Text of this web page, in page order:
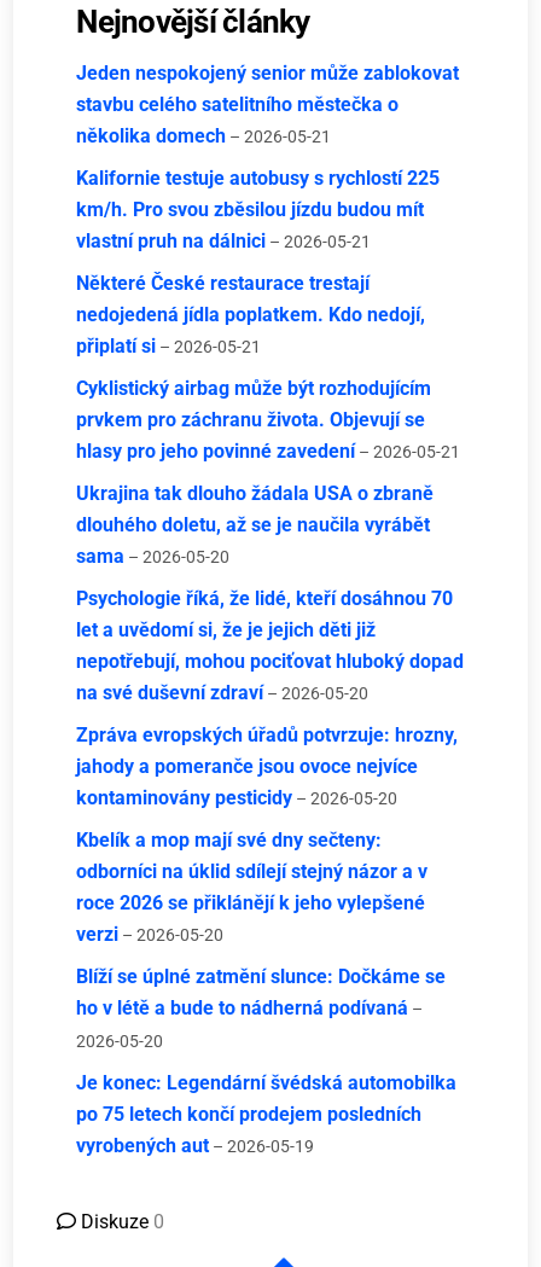
Nejnovější články
Jeden nespokojený senior může zablokovat
stavbu celého satelitního městečka o
několika domech – 2026-05-21
Kalifornie testuje autobusy s rychlostí 225
km/h. Pro svou zběsilou jízdu budou mít
vlastní pruh na dálnici – 2026-05-21
Některé České restaurace trestají
nedojedená jídla poplatkem. Kdo nedojí,
připlatí si – 2026-05-21
Cyklistický airbag může být rozhodujícím
prvkem pro záchranu života. Objevují se
hlasy pro jeho povinné zavedení – 2026-05-21
Ukrajina tak dlouho žádala USA o zbraně
dlouhého doletu, až se je naučila vyrábět
sama – 2026-05-20
Psychologie říká, že lidé, kteří dosáhnou 70
let a uvědomí si, že je jejich děti již
nepotřebují, mohou pociťovat hluboký dopad
na své duševní zdraví – 2026-05-20
Zpráva evropských úřadů potvrzuje: hrozny,
jahody a pomeranče jsou ovoce nejvíce
kontaminovány pesticidy – 2026-05-20
Kbelík a mop mají své dny sečteny:
odborníci na úklid sdílejí stejný názor a v
roce 2026 se přiklánějí k jeho vylepšené
verzi – 2026-05-20
Blíží se úplné zatmění slunce: Dočkáme se
ho v létě a bude to nádherná podívaná –
2026-05-20
Je konec: Legendární švédská automobilka
po 75 letech končí prodejem posledních
vyrobených aut – 2026-05-19
Diskuze 0